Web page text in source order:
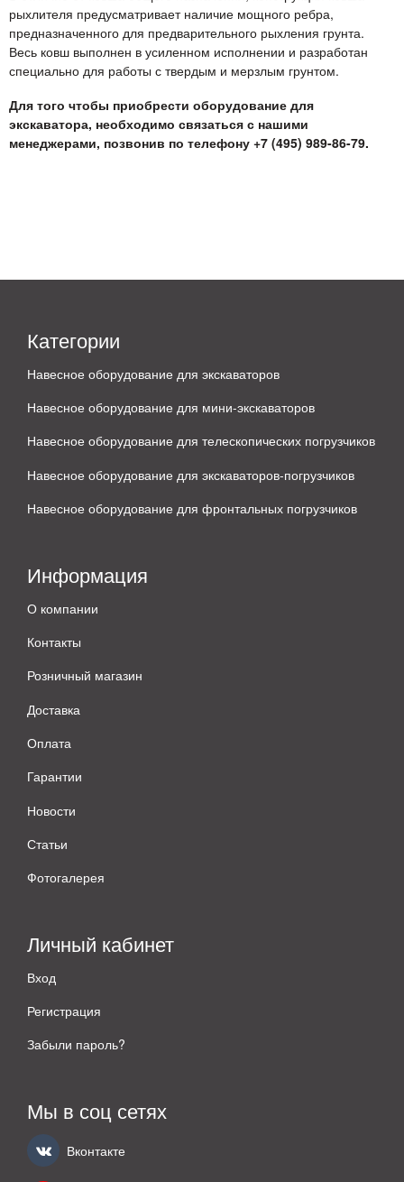
рыхлителя предусматривает наличие мощного ребра,
предназначенного для предварительного рыхления грунта.
Весь ковш выполнен в усиленном исполнении и разработан
специально для работы с твердым и мерзлым грунтом.
Для того чтобы приобрести оборудование для
экскаватора, необходимо связаться с нашими
менеджерами, позвонив по телефону +7 (495) 989-86-79.
Категории
Навесное оборудование для экскаваторов
Навесное оборудование для мини-экскаваторов
Навесное оборудование для телескопических погрузчиков
Навесное оборудование для экскаваторов-погрузчиков
Навесное оборудование для фронтальных погрузчиков
Информация
О компании
Контакты
Розничный магазин
Доставка
Оплата
Гарантии
Новости
Статьи
Фотогалерея
Личный кабинет
Вход
Регистрация
Забыли пароль?
Мы в соц сетях
Вконтакте